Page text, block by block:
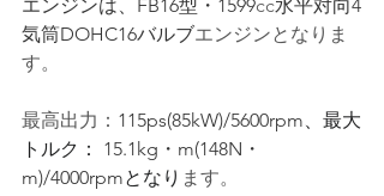
エンジンは、FB16型・1599cc水平対向4
気筒DOHC16バルブエンジンとなりま
す。
最高出力： 115ps(85kW)/5600rpm 、最大
トルク： 15.1kg・m(148N・
m)/4000rpmとなり ます。